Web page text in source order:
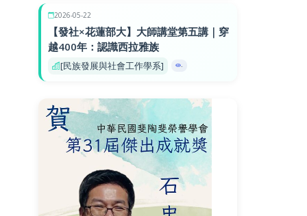
2026-05-22
【發社×花蓮部大】大師講堂第五講｜穿
越400年：認識西拉雅族
[民族發展與社會工作學系] -